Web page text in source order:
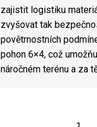
zajistit logistiku
zvyšovat tak
povětrnostních
pohon 6×4, což
náročném terénu a za